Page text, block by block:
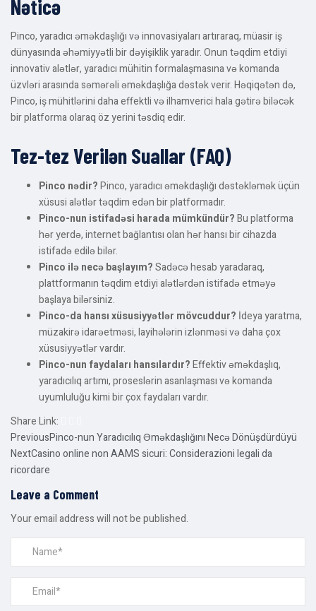
Nəticə
Pinco, yaradıcı əməkdaşlığı və innovasiyaları artıraraq, müasir iş
dünyasında əhəmiyyətli bir dəyişiklik yaradır. Onun təqdim etdiyi
innovativ alətlər, yaradıcı mühitin formalaşmasına və komanda
üzvləri arasında səmərəli əməkdaşlığa dəstək verir. Həqiqətən də,
Pinco, iş mühitlərini daha effektli və ilhamverici hala gətirə biləcək
bir platforma olaraq öz yerini təsdiq edir.
Tez-tez Verilən Suallar (FAQ)
Pinco nədir?Pinco, yaradıcı əməkdaşlığı dəstəkləmək üçün
xüsusi alətlər təqdim edən bir platformadır.
Pinco-nun istifadəsi harada mümkündür?Bu platforma
hər yerdə, internet bağlantısı olan hər hansı bir cihazda
istifadə edilə bilər.
Pinco ilə necə başlayım?Sadəcə hesab yaradaraq,
plattformanın təqdim etdiyi alətlərdən istifadə etməyə
başlaya bilərsiniz.
Pinco-da hansı xüsusiyyətlər mövcuddur? İdeya yaratma,
müzakirə idarəetməsi, layihələrin izlənməsi və daha çox
xüsusiyyətlər vardır.
Pinco-nun faydaları hansılardır?Effektiv əməkdaşlıq,
yaradıcılıq artımı, proseslərin asanlaşması və komanda
uyumluluğu kimi bir çox faydaları vardır.
Share Link:
Post
navigation
PreviousPinco-nun Yaradıcılıq Əməkdaşlığını Necə Dönüşdürdüyü
NextCasino online non AAMS sicuri: Considerazioni legali da
ricordare
Leave a Comment
Your email address will not be published.